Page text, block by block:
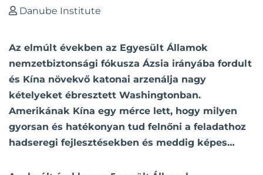
Danube Institute
Az elmúlt években az Egyesült Államok
nemzetbiztonsági fókusza Ázsia irányába fordult
és Kína növekvő katonai arzenálja nagy
kételyeket ébresztett Washingtonban.
Amerikának Kína egy mérce lett, hogy milyen
gyorsan és hatékonyan tud felnőni a feladathoz
hadseregi fejlesztésekben és meddig képes…